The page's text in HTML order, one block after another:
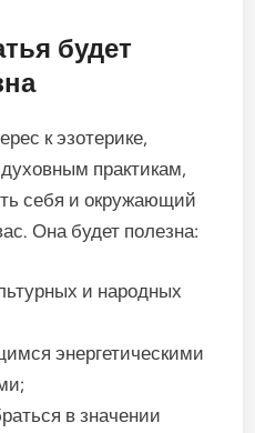
будет
к эзотерике,
практикам,
себя и окружающий
Она будет полезна:
и народных
энергетическими
в значении